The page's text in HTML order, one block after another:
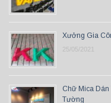
Xưởng Gia
25/05/2021
Chữ Mica
Tường